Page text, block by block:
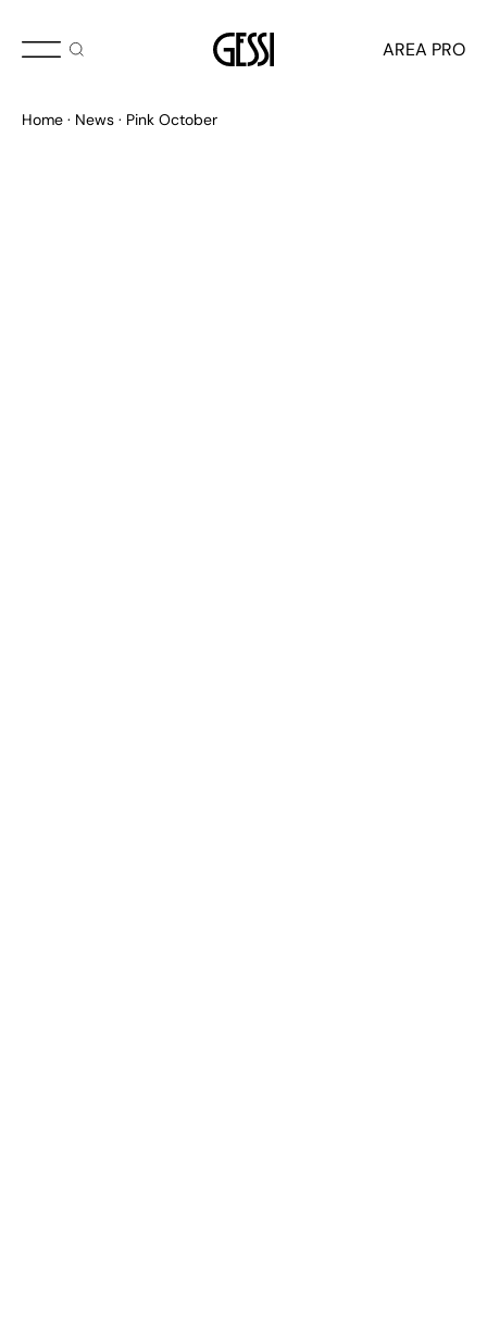
AREA PRO
Home News Pink October
OTTOBRE 2024
colora di nuovo di rosa